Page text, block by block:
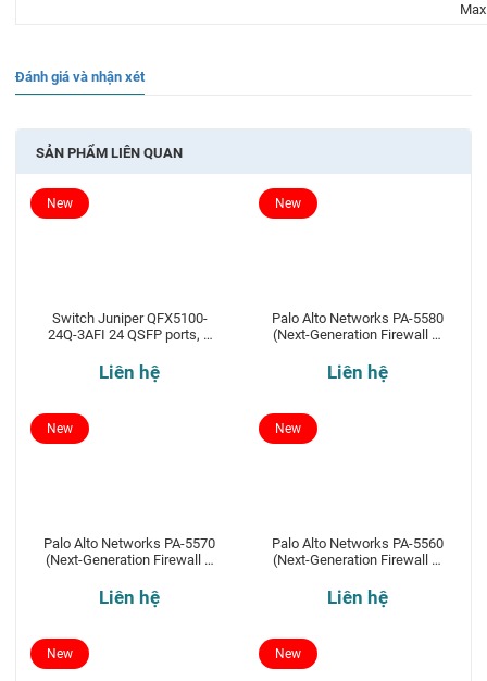
Đánh giá và nhận xét
SẢN PHẨM LIÊN QUAN
Switch Juniper QFX5100-
24Q-3AFI 24 QSFP ports, 2
Liên hệ
New
Palo Alto Networks PA-5580
(Next-Generation Firewall –
Liên hệ
New
Palo Alto Networks PA-5570
(Next-Generation Firewall –
Liên hệ
New
Palo Alto Networks PA-5560
(Next-Generation Firewall –
Liên hệ
New
New New